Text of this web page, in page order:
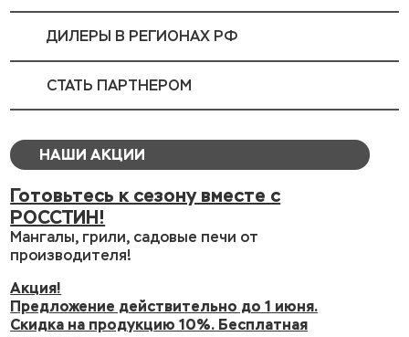
ДИЛЕРЫ В РЕГИОНАХ РФ
СТАТЬ ПАРТНЕРОМ
НАШИ АКЦИИ
Готовьтесь к сезону вместе с
РОССТИН!
Мангалы, грили, садовые печи от
производителя!
Акция!
Предложение действительно до 1 июня.
Скидка на продукцию 10%. Бесплатная